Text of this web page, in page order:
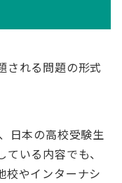
される問題の形式
日本の高校受験生
いる内容でも、
校やインターナシ